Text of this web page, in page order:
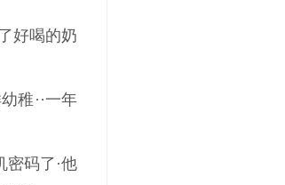
好喝的奶
稚··一年
密码了·他